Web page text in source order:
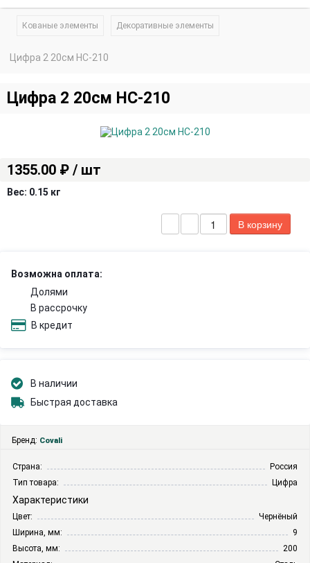
Кованые элементы Декоративные элементы
Цифра 2 20см HC-210
Цифра 2 20см HC-210
1355.00 ₽ / шт
Вес: 0.15 кг
Возможна оплата:
Долями
В рассрочку
В кредит
В наличии
Быстрая доставка
Бренд: Covali
Страна:
Россия
Тип товара:
Цифра
Характеристики
Цвет:
Чернёный
Ширина, мм:
9
Высота, мм:
200